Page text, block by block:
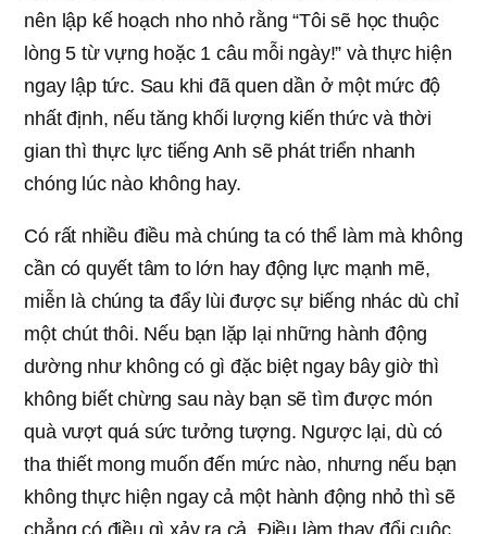
nên lập kế hoạch nho nhỏ rằng “Tôi sẽ học thuộc
lòng 5 từ vựng hoặc 1 câu mỗi ngày!” và thực hiện
ngay lập tức. Sau khi đã quen dần ở một mức độ
nhất định, nếu tăng khối lượng kiến thức và thời
gian thì thực lực tiếng Anh sẽ phát triển nhanh
chóng lúc nào không hay.
Có rất nhiều điều mà chúng ta có thể làm mà không
cần có quyết tâm to lớn hay động lực mạnh mẽ,
miễn là chúng ta đẩy lùi được sự biếng nhác dù chỉ
một chút thôi. Nếu bạn lặp lại những hành động
dường như không có gì đặc biệt ngay bây giờ thì
không biết chừng sau này bạn sẽ tìm được món
quà vượt quá sức tưởng tượng. Ngược lại, dù có
tha thiết mong muốn đến mức nào, nhưng nếu bạn
không thực hiện ngay cả một hành động nhỏ thì sẽ
chẳng có điều gì xảy ra cả. Điều làm thay đổi cuộc